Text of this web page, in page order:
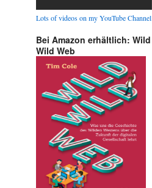
Lots of videos on my YouTube Channel
Bei Amazon erhältlich: Wild
Wild Web